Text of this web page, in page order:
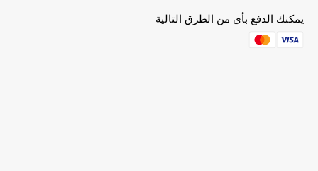
يمكنك الدفع بأي من الطرق التالية